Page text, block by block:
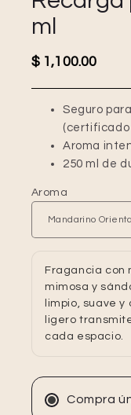
ml
Precio habitual
$ 1,100.00
Seguro
(certificado
Aroma
250 ml de
Aroma
Fragancia con
mimosa y
limpio, suave y
ligero
cada espacio.
Compra